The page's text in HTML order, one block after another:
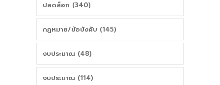
ปลดล็อก (340)
กฎหมาย/ข้อบังคับ (145)
งบประมาณ (48)
งบประมาณ (114)